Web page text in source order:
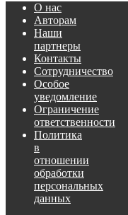
О нас
Авторам
Наши
партнеры
Контакты
Сотрудничество
Особое
уведомление
Ограничение
ответственности
Политика
в
отношении
обработки
персональных
данных